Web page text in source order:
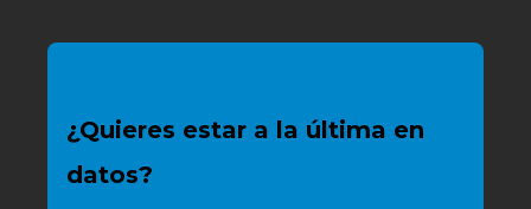
¿Quieres estar a la última en
datos?